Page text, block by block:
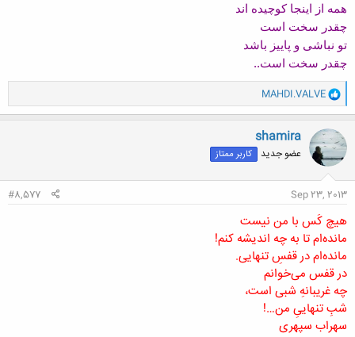
همه از اینجا کوچیده اند
چقدر سخت است
تو نباشی و پاییز باشد
چقدر سخت است..
و
ا
ک
ن
ش
ه
ا
MAHDI.VALVE
shamira
عضو جدید کاربر ممتاز
Sep 23, 2013
#8,577
هیچ کَس با من نیست
مانده‌ام تا به چه اندیشه کنم!
مانده‌ام در قفسِ تنهایی.
در قفس می‌خوانم
چه غریبانهِ شبی است،
شبِ تنهاییِ من…!
سهراب سپهری